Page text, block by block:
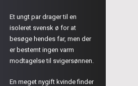
Et ungt par drager til en
isoleret svensk ø for at
besøge hendes far, men der
er bestemt ingen varm
modtagelse til svigersønnen.
En meget nygift kvinde finder